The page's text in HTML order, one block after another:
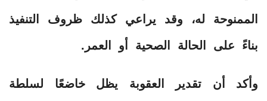
الممنوحة له، وقد يراعي كذلك ظروف التنفيذ
بناءً على الحالة الصحية أو العمر.
وأكد أن تقدير العقوبة يظل خاضعًا لسلطة